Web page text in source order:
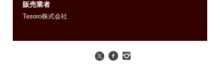
販売業者
Tesoro株式会社